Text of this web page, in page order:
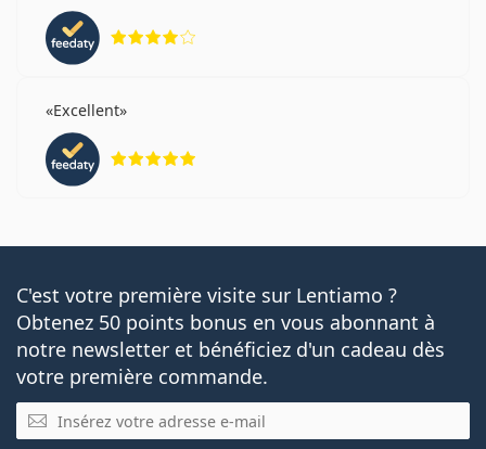
Excellent
C'est votre première visite sur Lentiamo ?
Obtenez 50 points bonus en vous abonnant à
notre newsletter et bénéficiez d'un cadeau dès
votre première commande.
E-mail